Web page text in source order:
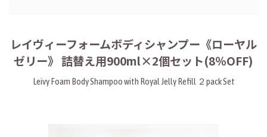
レイヴィーフォームボディシャンプー《ローヤル
ゼリー》 詰替え用900ml×2個セット(8％OFF)
Leivy Foam Body Shampoo with Royal Jelly Refill ２pack Set